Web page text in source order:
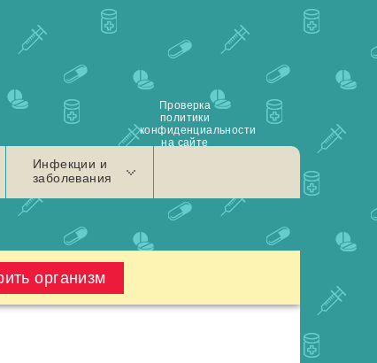
Проверка
политики
конфиденциальности
на сайте
Инфекции и
заболевания
организм